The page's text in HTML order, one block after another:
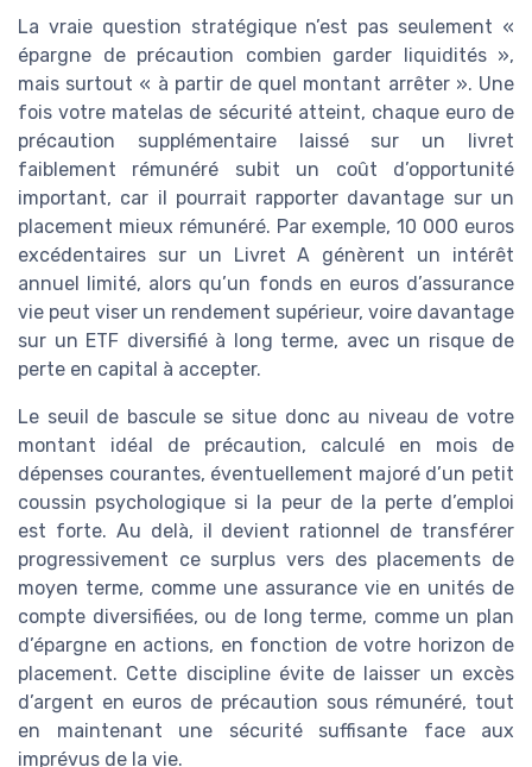
La vraie question stratégique n’est pas seulement «
épargne de précaution combien garder liquidités »,
mais surtout « à partir de quel montant arrêter ». Une
fois votre matelas de sécurité atteint, chaque euro de
précaution supplémentaire laissé sur un livret
faiblement rémunéré subit un coût d’opportunité
important, car il pourrait rapporter davantage sur un
placement mieux rémunéré. Par exemple, 10 000 euros
excédentaires sur un Livret A génèrent un intérêt
annuel limité, alors qu’un fonds en euros d’assurance
vie peut viser un rendement supérieur, voire davantage
sur un ETF diversifié à long terme, avec un risque de
perte en capital à accepter.
Le seuil de bascule se situe donc au niveau de votre
montant idéal de précaution, calculé en mois de
dépenses courantes, éventuellement majoré d’un petit
coussin psychologique si la peur de la perte d’emploi
est forte. Au delà, il devient rationnel de transférer
progressivement ce surplus vers des placements de
moyen terme, comme une assurance vie en unités de
compte diversifiées, ou de long terme, comme un plan
d’épargne en actions, en fonction de votre horizon de
placement. Cette discipline évite de laisser un excès
d’argent en euros de précaution sous rémunéré, tout
en maintenant une sécurité suffisante face aux
imprévus de la vie.